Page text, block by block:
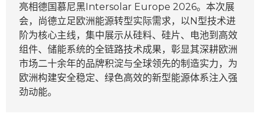
亮相德国慕尼黑Intersolar Europe 2026。本次展
会，尚德立足欧洲能源转型实际需求，以N型技术进
阶为核心主线，集中展示从硅料、硅片、电池到高效
组件、储能系统的全链路技术成果，彰显其深耕欧洲
市场二十余年的品牌积淀与全球领先的制造实力，为
欧洲构建安全稳定、绿色高效的新型能源体系注入强
劲动能。